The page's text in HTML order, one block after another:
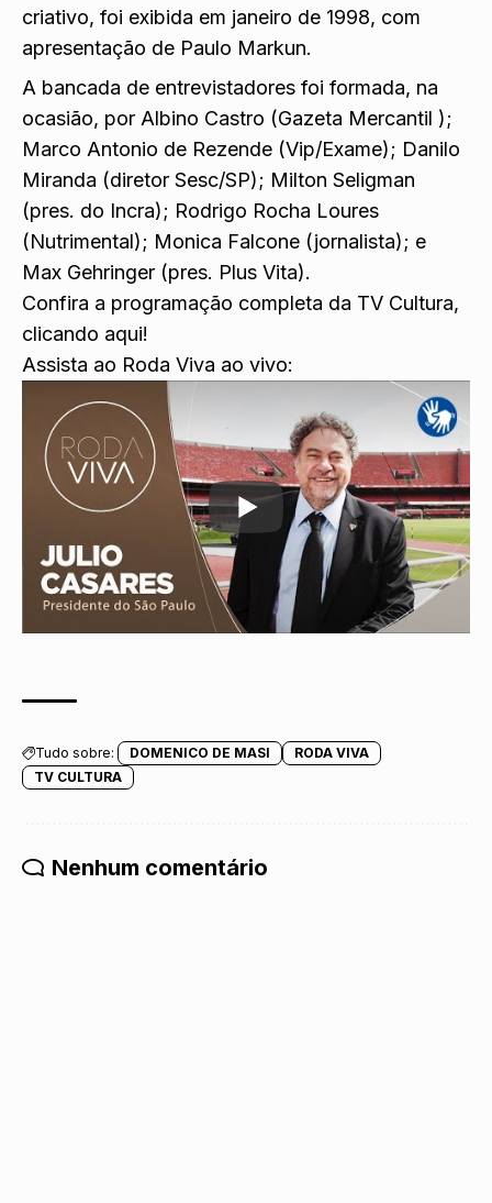
criativo, foi exibida em janeiro de 1998, com
apresentação de Paulo Markun.
A bancada de entrevistadores foi formada, na
ocasião, por Albino Castro (Gazeta Mercantil );
Marco Antonio de Rezende (Vip/Exame); Danilo
Miranda (diretor Sesc/SP); Milton Seligman
(pres. do Incra); Rodrigo Rocha Loures
(Nutrimental); Monica Falcone (jornalista); e
Max Gehringer (pres. Plus Vita).
Confira a programação completa da TV Cultura,
clicando aqui!
Assista ao Roda Viva ao vivo:
Tudo sobre: DOMENICO DE MASI
RODA VIVA
TV CULTURA
Nenhum comentário